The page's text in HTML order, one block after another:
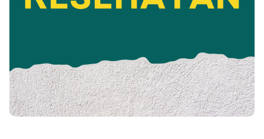
Jelajah Fasilitas Kesehatan